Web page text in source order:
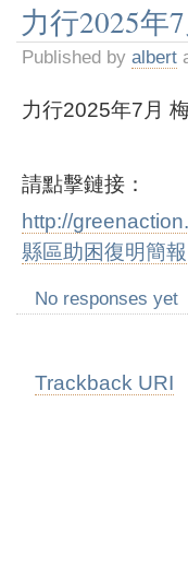
力行2025年
Published by albert
力行2025年7月
請點擊鏈接：
http://
縣區助困復明簡
No responses yet
Trackback URI